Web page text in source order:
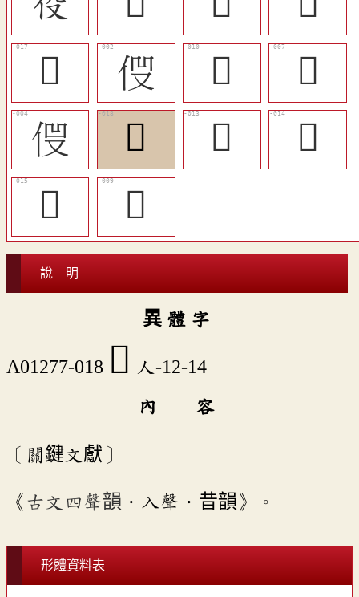
󱷀
𠈧 󱶻
󱶹
𠈿
󱷁 󱶽
󱶾
󱶿
󱶺
說 明
異 體 字
A01277-018 󱷁 人-12-14
內 容
〔關鍵文獻〕
《 古文四聲韻 ．入聲．昔韻》。
形體資料表